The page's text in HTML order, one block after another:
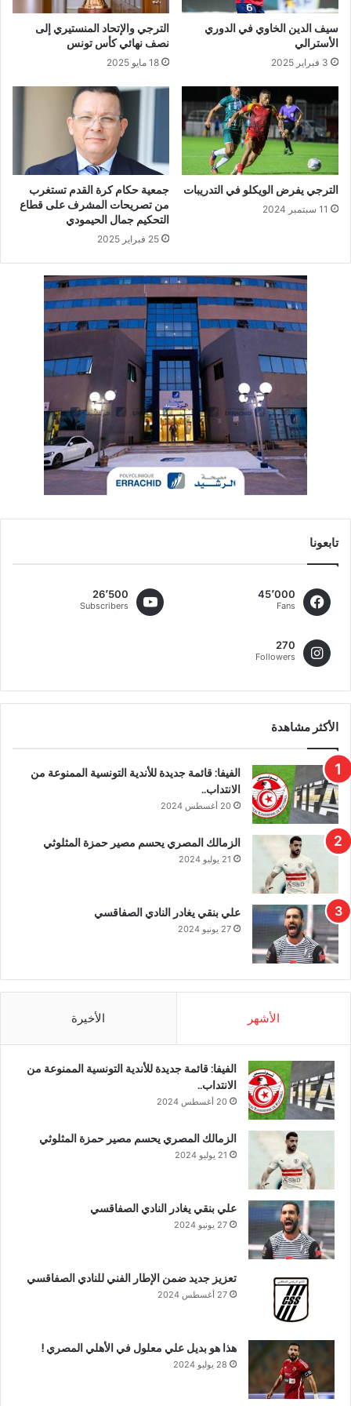
سيف الدين الخاوي في الدوري
الأسترالي
3 فبراير 2025
الترجي والإتحاد المنستيري إلى
نصف نهائي كأس تونس
18 مايو 2025
الترجي يفرض الويكلو في التدريبات
11 سبتمبر 2024
جمعية حكام كرة القدم تستغرب
من تصريحات المشرف على قطاع
التحكيم جمال الحيمودي
25 فبراير 2025
تابعونا
45٬000
Fans
26٬500
Subscribers
270
Followers
الأكثر مشاهدة
الفيفا: قائمة جديدة للأندية التونسية الممنوعة من
الانتداب..
20 أغسطس 2024
الزمالك المصري يحسم مصير حمزة المثلوثي
21 يوليو 2024
علي بنقي يغادر النادي الصفاقسي
27 يونيو 2024
الأشهر الأخيرة
الفيفا: قائمة جديدة للأندية التونسية الممنوعة من
الانتداب..
20 أغسطس 2024
الزمالك المصري يحسم مصير حمزة المثلوثي
21 يوليو 2024
علي بنقي يغادر النادي الصفاقسي
27 يونيو 2024
تعزيز جديد ضمن الإطار الفني للنادي الصفاقسي
27 أغسطس 2024
هذا هو بديل علي معلول في الأهلي المصري !
28 يوليو 2024